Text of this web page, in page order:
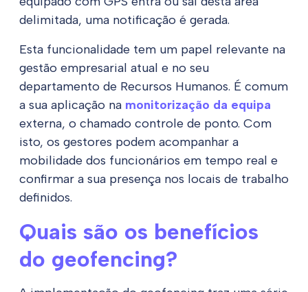
delimitada, uma notificação é gerada.
Esta funcionalidade tem um papel relevante na
gestão empresarial atual e no seu
departamento de Recursos Humanos. É comum
a sua aplicação na monitorização da equipa
externa, o chamado controle de ponto. Com
isto, os gestores podem acompanhar a
mobilidade dos funcionários em tempo real e
confirmar a sua presença nos locais de trabalho
definidos.
Quais são os benefícios
do geofencing?